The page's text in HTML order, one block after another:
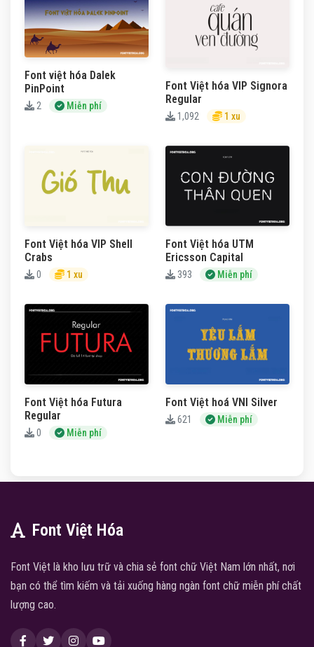
Font việt hóa Dalek
PinPoint
2 Miễn phí
Font Việt hóa VIP Signora
Regular
1,092 1 xu
Font Việt hóa VIP Shell
Crabs
0 1 xu
Font Việt hóa UTM
Ericsson Capital
393 Miễn phí
Font Việt hóa Futura
Regular
0 Miễn phí
Font Việt hoá VNI Silver
621 Miễn phí
Font Việt Hóa
Font Việt là kho lưu trữ và chia sẻ font chữ Việt Nam lớn nhất, nơi
bạn có thể tìm kiếm và tải xuống hàng ngàn font chữ miễn phí chất
lượng cao.